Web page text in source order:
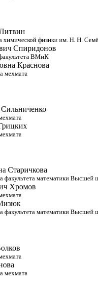
химической физики им. Н. Н.
Спиридонов
ВМиК
Краснова
мехмата
Старичкова
факультета математики Высшей
Хромов
факультета математики Высшей
мехмата